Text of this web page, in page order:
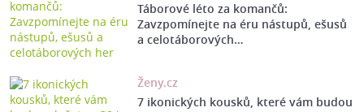
Táborové léto za komančů:
Zavzpomínejte na éru nástupů, ešusů
a celotáborových…
Ženy.cz
7 ikonických kousků, které vám budou